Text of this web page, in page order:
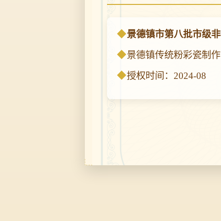
景德镇市第八批市级
景德镇传统粉彩瓷制
授权时间：2024-08